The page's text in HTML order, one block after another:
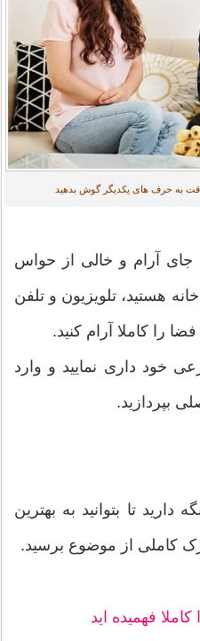
به حرف های یکدیگر گوش بدهید
جای آرام و خالی از حواس
هستید، تلویزیون و تلفن
را کاملا آرام کنید.
خود داری نمایید و وارد
بپردازید.
تا بتوانید به بهترین
کاملی از موضوع برسید.
فهمیده اید